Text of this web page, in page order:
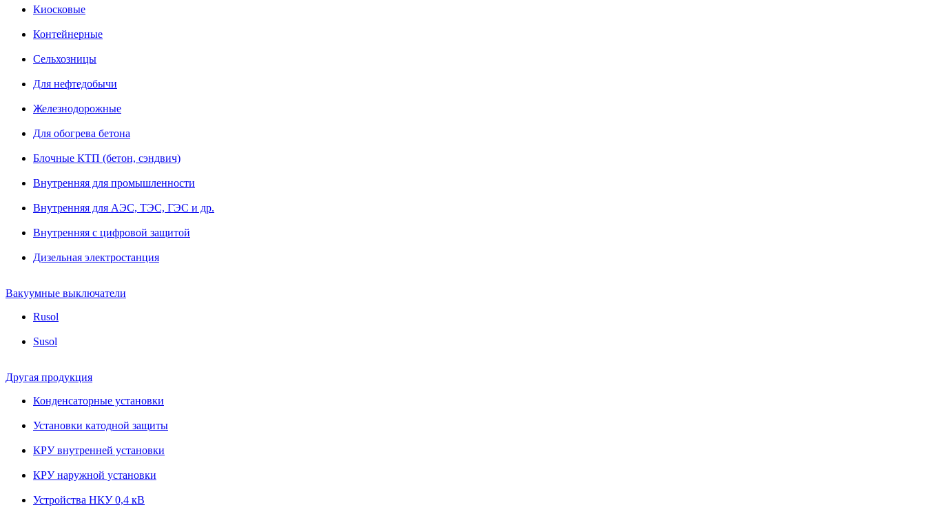
Киосковые
Контейнерные
Сельхозницы
Для нефтедобычи
Железнодорожные
Для обогрева бетона
Блочные КТП (бетон, сэндвич)
Внутренняя для промышленности
Внутренняя для АЭС, ТЭС, ГЭС и др.
Внутренняя с цифровой защитой
Дизельная электростанция
Вакуумные выключатели
Rusol
Susol
Другая продукция
Конденсаторные установки
Установки катодной защиты
КРУ внутренней установки
КРУ наружной установки
Устройства НКУ 0,4 кВ